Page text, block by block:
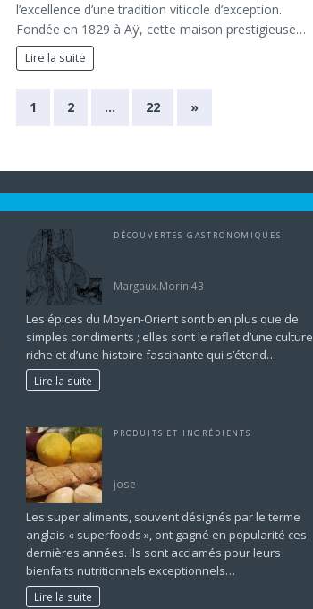
l’excellence d’une tradition viticole d’exception.
Fondée en 1829 à Aÿ, cette maison prestigieuse…
Lire la suite
1 2 … 22 »
DÉCOUVERTES GASTRONOMIQUES
Margaux.Morin.43
Les épices du Moyen-Orient sont bien plus que de
simples condiments ; elles sont le reflet d’une culture
riche et d’une histoire fascinante qui s’étend…
Lire la suite
PRODUITS ET INGRÉDIENTS
jose
Les super aliments, souvent désignés par le terme
anglais « superfoods », ont gagné en popularité ces
dernières années. Ils sont acclamés pour leurs
bienfaits nutritionnels exceptionnels…
Lire la suite